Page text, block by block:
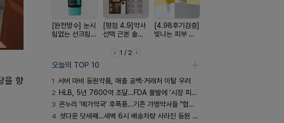
을 향
[완전방수] 눈시
림없는 선크림
[평점 4.9]약사
선택 근본 솔루
[4.98후기검증]
빛나는 피부 오
1 / 2
오늘의 TOP 10
1 서버 마비 동원약품, 매출 공백·거래처 이탈 우려
2 HLB, 5년 7600억 조달…FDA 불발에 '시장 피로감'
3 온누리 '메가약국' 후폭풍…기존 가맹약사들 "협의체 만들자"
4 셧다운 닷새째…새벽 6시 배송차량 사라진 동원 물류센터